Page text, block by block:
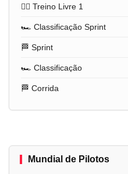
🏋️‍♂️ Treino Livre 1
🏎️ Classificação Sprint
🏁 Sprint
🏎️ Classificação
🏁 Corrida
Mundial de Pilotos